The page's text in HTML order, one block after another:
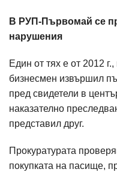
В РУП-Първомай се
нарушения
Един от тях е от 2012
бизнесмен извършил
пред свидетели в
наказателно
представил друг.
Прокуратурата
покупката на пасище,